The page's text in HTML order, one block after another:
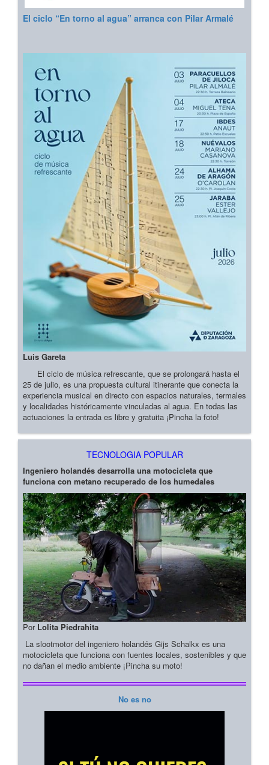
El ciclo “En torno al agua” arranca con Pilar Armalé
Luis Gareta
El ciclo de música refrescante, que se prolongará hasta el
25 de julio, es una propuesta cultural itinerante que conecta la
experiencia musical en directo con espacios naturales, termales
y localidades históricamente vinculadas al agua. En todas las
actuaciones la entrada es libre y gratuita ¡Pincha la foto!
TECNOLOGIA POPULAR
Ingeniero holandés desarrolla una motocicleta que
funciona con metano recuperado de los humedales
Por Lolita Piedrahita
La slootmotor del ingeniero holandés Gijs Schalkx es una
motocicleta que funciona con fuentes locales, sostenibles y que
no dañan el medio ambiente ¡Pincha su moto!
No es no